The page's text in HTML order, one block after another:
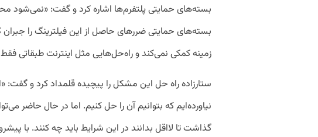
بسته‌های حمایتی پلتفرم‌ها اشاره کرد و گفت: «نمی‌شود
بسته‌های حمایتی ضررهای حاصل از این فیلترینگ را
زمینه کمکی نمی‌کند و راه‌حل‌هایی مثل اینترنت طبقاتی
ستارزاده راه حل این مشکل را پیچیده قلمداد کرد و گفت:
نیاورده‌ایم که بتوانیم آن را حل کنیم. اما در حال حاضر
گذاشت تا لااقل بدانند در این شرایط باید چه کنند. با